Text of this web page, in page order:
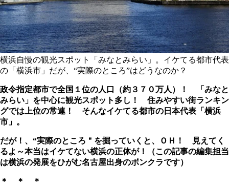
横浜自慢の観光スポット「みなとみらい」。イケてる都市代表
の「横浜市」だが、“実際のところ”はどうなのか？
政令指定都市で全国１位の人口（約３７０万人）！ 「みなと
みらい」を中心に観光スポット多し！ 住みやすい街ランキン
グでは上位の常連！ そんなイケてる都市の日本代表「横浜
市」。
だが！、“実際のところ＂を掘っていくと、ＯＨ！ 見えてく
るよ～本当はイケてない横浜の正体が！（この記事の編集担当
は横浜の発展をひがむ名古屋出身のボンクラです）
＊ ＊ ＊